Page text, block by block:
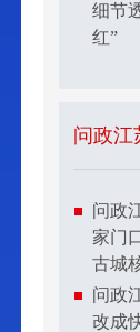
细节
红”
问政江
问政
家门
古城
问政
改成